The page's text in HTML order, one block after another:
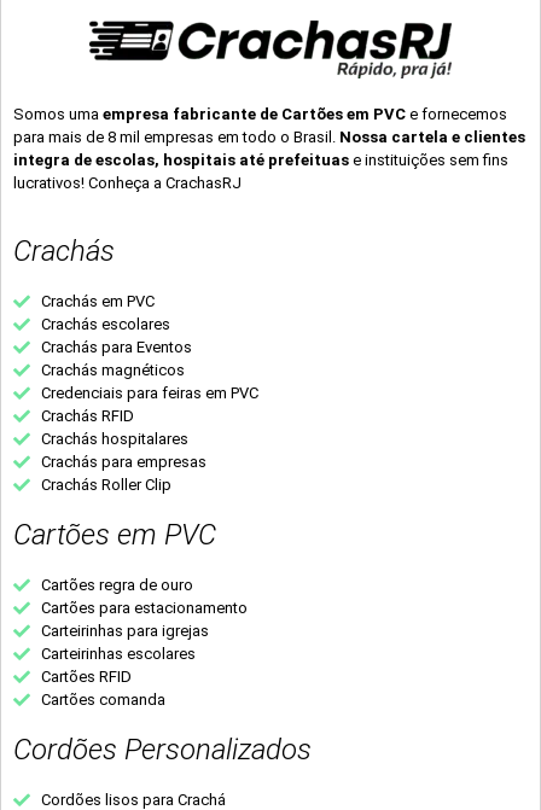
Somos uma empresa fabricante de Cartões em PVC e fornecemos
para mais de 8 mil empresas em todo o Brasil. Nossa cartela e clientes
integra de escolas, hospitais até prefeituas e instituições sem fins
lucrativos! Conheça a CrachasRJ
Crachás
Crachás em PVC
Crachás escolares
Crachás para Eventos
Crachás magnéticos
Credenciais para feiras em PVC
Crachás RFID
Crachás hospitalares
Crachás para empresas
Crachás Roller Clip
Cartões em PVC
Cartões regra de ouro
Cartões para estacionamento
Carteirinhas para igrejas
Carteirinhas escolares
Cartões RFID
Cartões comanda
Cordões Personalizados
Cordões lisos para Crachá